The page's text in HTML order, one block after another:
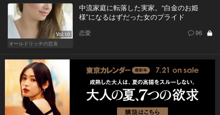
Vol.10
オールドリッチの悲哀
中流家庭に転落した実家。“白金のお姫
様”になるはずだった女のプライド
恋愛 96